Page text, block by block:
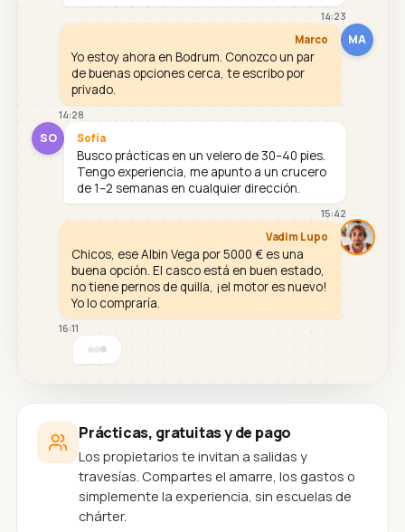
14:23
MA
Marco
Yo estoy ahora en Bodrum. Conozco un par
de buenas opciones cerca, te escribo por
privado.
14:28
SO Sofía
Busco prácticas en un velero de 30–40 pies.
Tengo experiencia, me apunto a un crucero
de 1–2 semanas en cualquier dirección.
15:42
Vadim Lupo
Chicos, ese Albin Vega por 5000 € es una
buena opción. El casco está en buen estado,
no tiene pernos de quilla, ¡el motor es nuevo!
Yo lo compraría.
16:11
Prácticas, gratuitas y de pago
Los propietarios te invitan a salidas y
travesías. Compartes el amarre, los gastos o
simplemente la experiencia, sin escuelas de
chárter.